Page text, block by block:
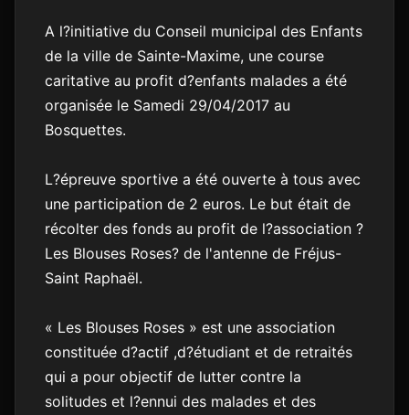
A l?initiative du Conseil municipal des Enfants
de la ville de Sainte-Maxime, une course
caritative au profit d?enfants malades a été
organisée le Samedi 29/04/2017 au
Bosquettes.
L?épreuve sportive a été ouverte à tous avec
une participation de 2 euros. Le but était de
récolter des fonds au profit de l?association ?
Les Blouses Roses? de l'antenne de Fréjus-
Saint Raphaël.
« Les Blouses Roses » est une association
constituée d?actif ,d?étudiant et de retraités
qui a pour objectif de lutter contre la
solitudes et l?ennui des malades et des